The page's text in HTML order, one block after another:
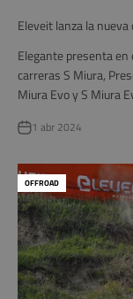
Eleveit lanza la
Elegante presenta en
carreras S Miura,
Miura Evo y S Miura
1 abr 2024
OFFROAD